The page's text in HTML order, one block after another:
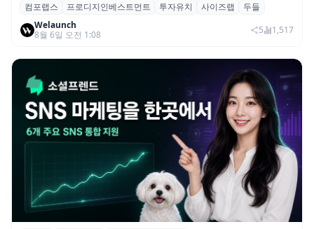
컴포랩스, 프로디지인베스트먼트로부터 시
드 투자 유치
컴포랩스 프로디지인베스트먼트 투자유치 사이즈랩
두들
Welaunch
8월 6일 오전 1:08
5 1,517